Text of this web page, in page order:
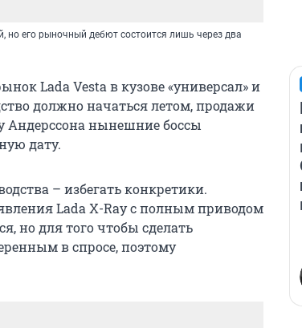
но его рыночный дебют состоится лишь через два
Lada Vesta в кузове «универсал» и
должно начаться летом, продажи
Андерссона нынешние боссы
дату.
– избегать конкретики.
Lada X-Ray с полным приводом
но для того чтобы сделать
в спросе, поэтому